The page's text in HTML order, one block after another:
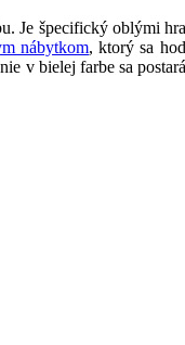
Je špecifický oblými
nábytkom, ktorý sa
v bielej farbe sa